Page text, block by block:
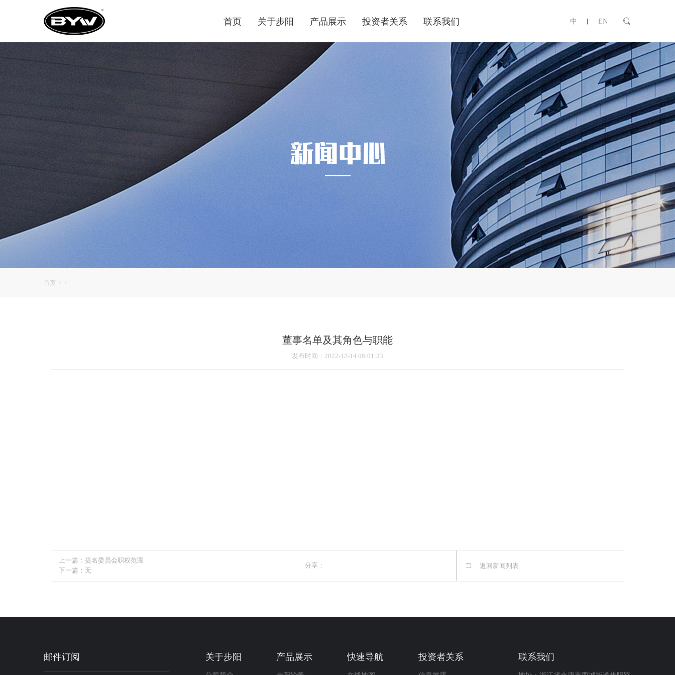
首页 关于步阳 产品展示 投资者关系 联系我们 中 EN
首页 / /
董事名单及其角色与职能
发布时间 ：2022-12-14 08:01:33
上一篇： 提名委员会职权范围
下一篇： 无
分享： 返回新闻列表
邮件订阅 关于步阳 产品展示 快速导航 投资者关系 联系我们